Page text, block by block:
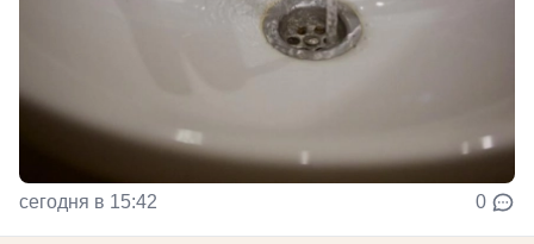
сегодня в 15:42 0